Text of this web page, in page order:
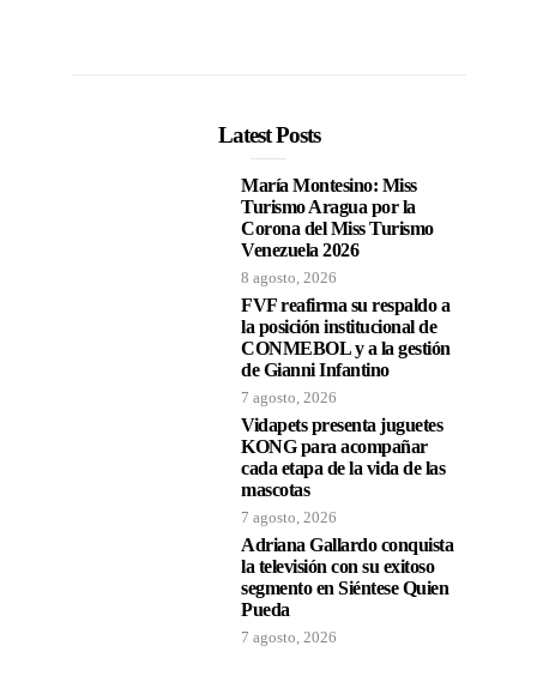
Latest Posts
María Montesino: Miss
Turismo Aragua por la
Corona del Miss Turismo
Venezuela 2026
8 agosto, 2026
FVF reafirma su respaldo a
la posición institucional de
CONMEBOL y a la gestión
de Gianni Infantino
7 agosto, 2026
Vidapets presenta juguetes
KONG para acompañar
cada etapa de la vida de las
mascotas
7 agosto, 2026
Adriana Gallardo conquista
la televisión con su exitoso
segmento en Siéntese Quien
Pueda
7 agosto, 2026